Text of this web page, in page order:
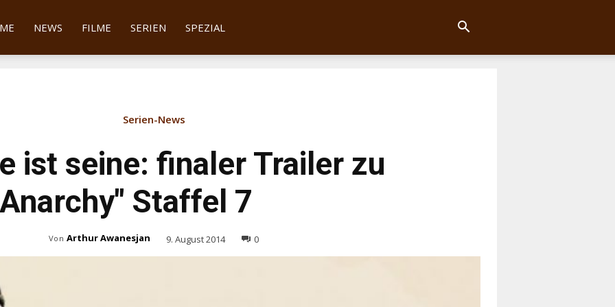
NEWS FILME SERIEN SPEZIAL
Serien-News
ist seine: finaler Trailer zu
Staffel 7
Von Arthur Awanesjan 9. August 2014 0